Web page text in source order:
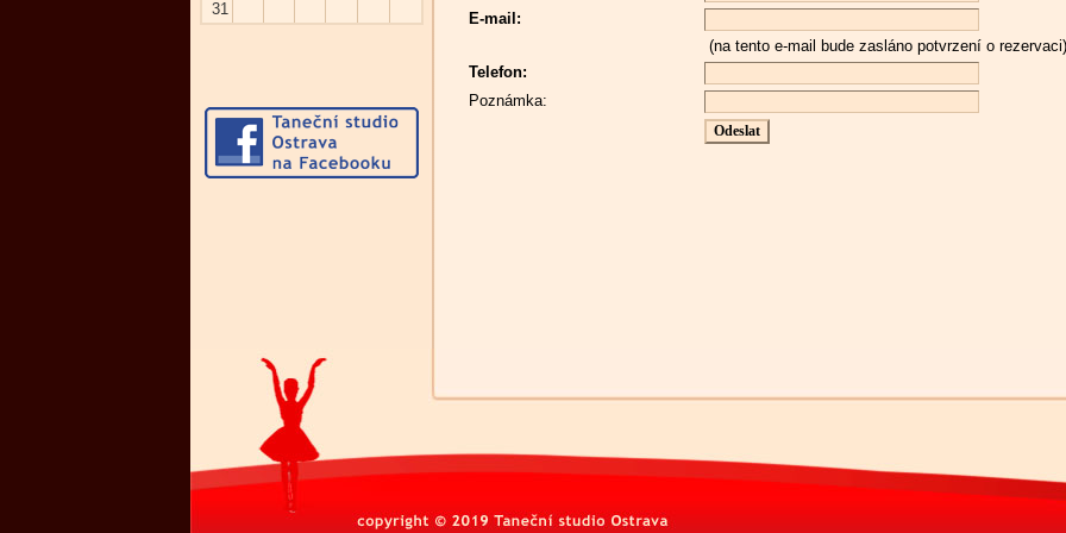
E-mail:
(na tento e-mail bude zasláno potvrzení o rezervaci)
Telefon:
Poznámka:
31